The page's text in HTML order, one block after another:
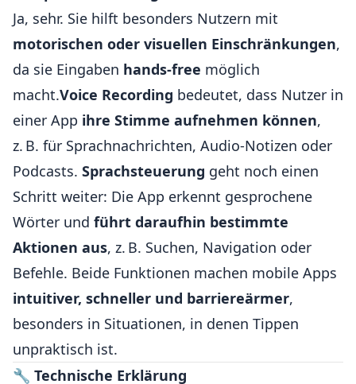
Ja, sehr. Sie hilft besonders Nutzern mit
motorischen oder visuellen Einschränkungen,
da sie Eingaben hands-free möglich
macht.Voice Recording bedeutet, dass Nutzer in
einer App ihre Stimme aufnehmen können,
z. B. für Sprachnachrichten, Audio-Notizen oder
Podcasts. Sprachsteuerung geht noch einen
Schritt weiter: Die App erkennt gesprochene
Wörter und führt daraufhin bestimmte
Aktionen aus, z. B. Suchen, Navigation oder
Befehle. Beide Funktionen machen mobile Apps
intuitiver, schneller und barriereärmer,
besonders in Situationen, in denen Tippen
unpraktisch ist.
🔧 Technische Erklärung